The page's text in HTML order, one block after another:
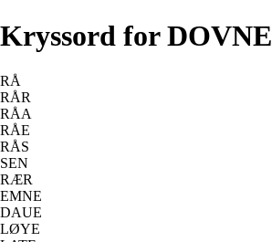
Kryssord for DOVNE
RÅ
RÅR
RÅA
RÅE
RÅS
SEN
RÆR
EMNE
DAUE
LØYE